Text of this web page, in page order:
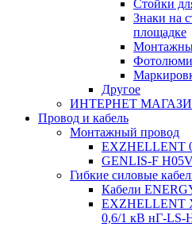
Стойки
Знаки на
площадке
Другое
ИНТЕРНЕТ
Провод и кабель
Монтажный провод
EXZHELLENT
GENLIS-F
Гибкие силовые
Кабели
EXZHELLENT
0,6/1 кВ нГ-LS-